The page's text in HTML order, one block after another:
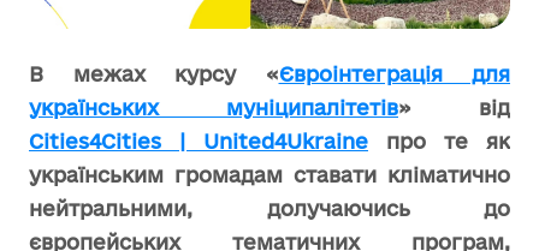
В межах курсу «Євроінтеграція для
українських муніципалітетів» від
Сities4Cities | United4Ukraine про те як
українським громадам ставати кліматично
нейтральними, долучаючись до
європейських тематичних програм,